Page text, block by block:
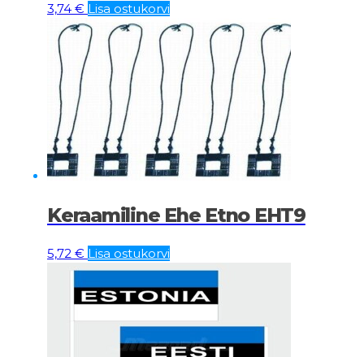
3,74 € Lisa ostukorvi
Keraamiline Ehe Etno EHT9
5,72 € Lisa ostukorvi